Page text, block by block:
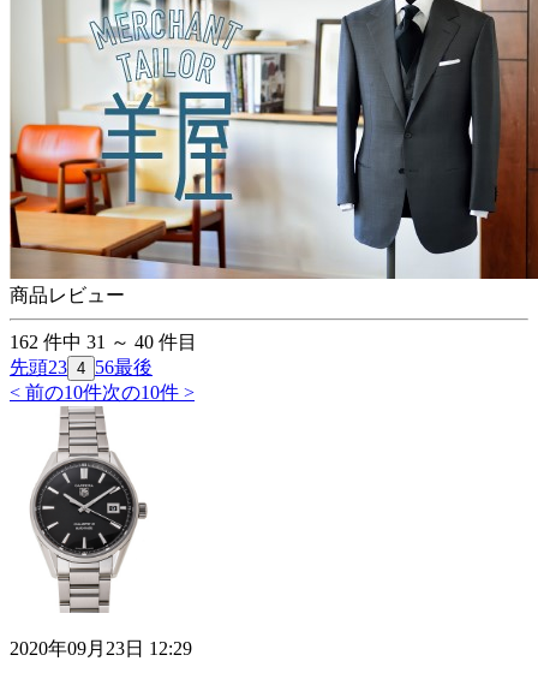
商品レビュー
162 件中 31 ～ 40 件目
先頭23 4 56最後
< 前の10件次の10件 >
2020年09月23日 12:29